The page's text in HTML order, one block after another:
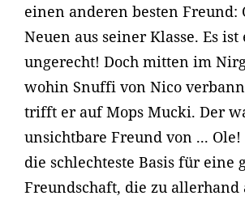
einen anderen besten Freund:
Neuen aus seiner Klasse. Es
ungerecht! Doch mitten im
wohin Snuffi von Nico
trifft er auf Mops Mucki. Der
unsichtbare Freund von ...
die schlechteste Basis für eine
Freundschaft, die zu allerhand